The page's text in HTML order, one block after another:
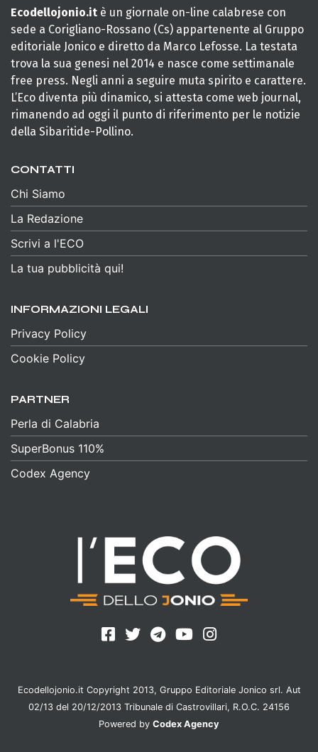
Ecodellojonio.it è un giornale on-line calabrese con
sede a Corigliano-Rossano (Cs) appartenente al Gruppo
editoriale Jonico e diretto da Marco Lefosse. La testata
trova la sua genesi nel 2014 e nasce come settimanale
free press. Negli anni a seguire muta spirito e carattere.
L’Eco diventa più dinamico, si attesta come web journal,
rimanendo ad oggi il punto di riferimento per le notizie
della Sibaritide-Pollino.
CONTATTI
Chi Siamo
La Redazione
Scrivi a l'ECO
La tua pubblicità qui!
INFORMAZIONI LEGALI
Privacy Policy
Cookie Policy
PARTNER
Perla di Calabria
SuperBonus 110%
Codex Agency
Ecodellojonio.it Copyright 2013, Gruppo Editoriale Jonico srl. Aut
02/13 del 20/12/2013 Tribunale di Castrovillari, R.O.C. 24156
Powered by Codex Agency